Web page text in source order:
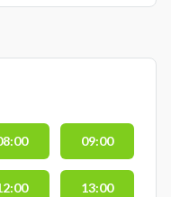
09:00
13:00